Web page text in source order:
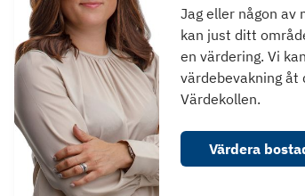
Jag eller någon av
kan just ditt
en värdering. Vi
värdebevakning åt
Värdekollen.
Värdera